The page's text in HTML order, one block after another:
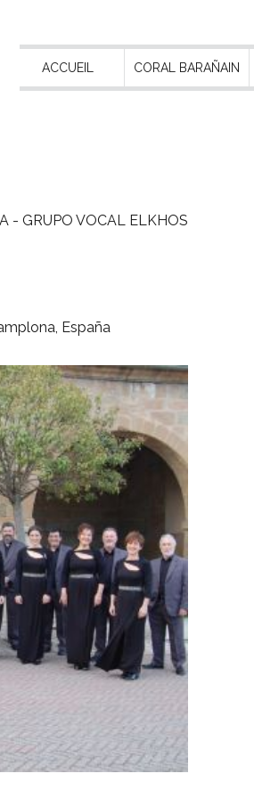
ACCUEIL CORAL BARAÑAIN
- GRUPO VOCAL ELKHOS
España